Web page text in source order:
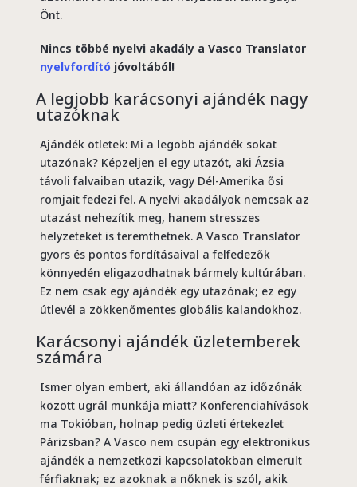
Önt.
Nincs többé nyelvi akadály a Vasco Translator
nyelvfordító jóvoltából!
A legjobb karácsonyi ajándék nagy
utazóknak
Ajándék ötletek: Mi a legobb ajándék sokat
utazónak? Képzeljen el egy utazót, aki Ázsia
távoli falvaiban utazik, vagy Dél-Amerika ősi
romjait fedezi fel. A nyelvi akadályok nemcsak az
utazást nehezítik meg, hanem stresszes
helyzeteket is teremthetnek. A Vasco Translator
gyors és pontos fordításaival a felfedezők
könnyedén eligazodhatnak bármely kultúrában.
Ez nem csak egy ajándék egy utazónak; ez egy
útlevél a zökkenőmentes globális kalandokhoz.
Karácsonyi ajándék üzletemberek
számára
Ismer olyan embert, aki állandóan az időzónák
között ugrál munkája miatt? Konferenciahívások
ma Tokióban, holnap pedig üzleti értekezlet
Párizsban? A Vasco nem csupán egy elektronikus
ajándék a nemzetközi kapcsolatokban elmerült
férfiaknak; ez azoknak a nőknek is szól, akik